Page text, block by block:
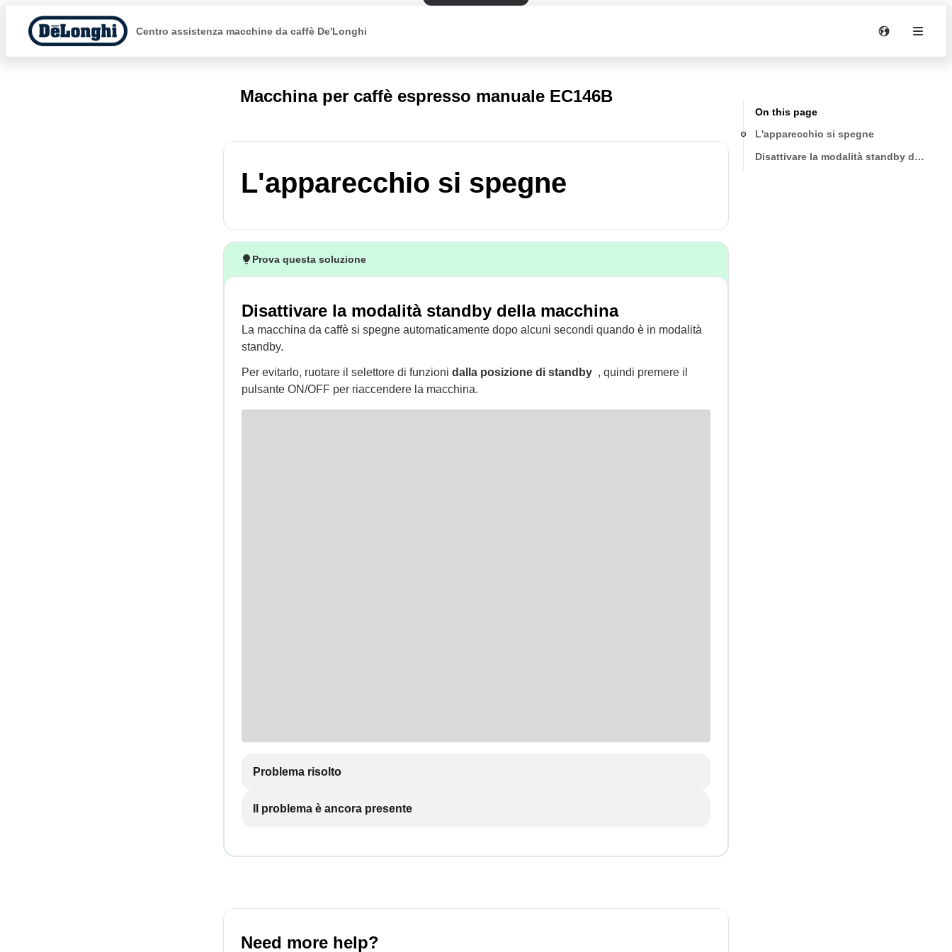
Centro assistenza macchine da caffè De'Longhi
Macchina per caffè espresso manuale EC146B
L'apparecchio si spegne
Prova questa soluzione
Disattivare la modalità standby della macchina
La macchina da caffè si spegne automaticamente dopo alcuni secondi quando è in modalità
standby.
Per evitarlo, ruotare il selettore di funzioni dalla posizione di standby , quindi premere il
pulsante ON/OFF per riaccendere la macchina.
Problema risolto
Il problema è ancora presente
Need more help?
On this page
L'apparecchio si spegne
Disattivare la modalità standby della